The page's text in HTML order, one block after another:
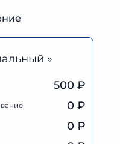
»
500 ₽
0 ₽
0 ₽